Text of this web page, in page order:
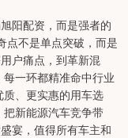
阳配资，而是强者的
点不是单点突破，而是
户痛点，到革新混
一环都精准命中行业
、更实惠的用车选
新能源汽车竞争带
宴，值得所有车主和